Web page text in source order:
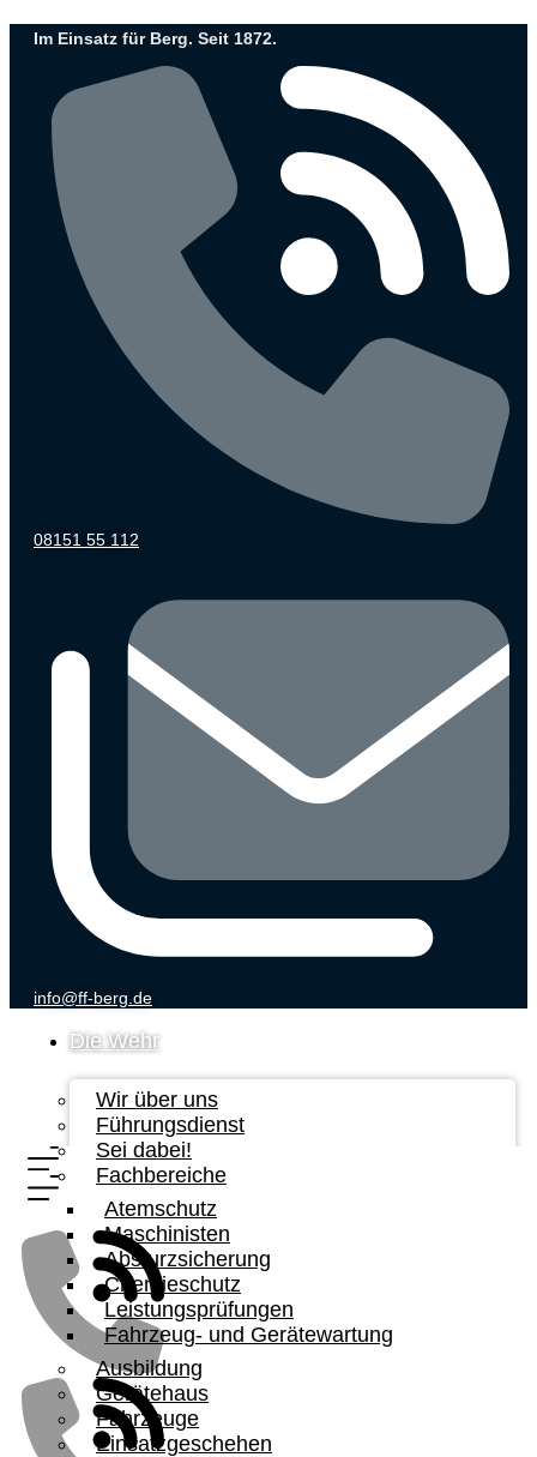
InhaltIm Einsatz für Berg. Seit 1872.
08151 55 112
info@ff-berg.de
Die Wehr
Wir über uns
Führungsdienst
Sei dabei!
Fachbereiche
Atemschutz
Maschinisten
Absturzsicherung
Chemieschutz
Leistungsprüfungen
Fahrzeug- und Gerätewartung
Ausbildung
Gerätehaus
Fahrzeuge
Einsatzgeschehen